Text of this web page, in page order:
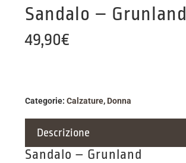
Sandalo – Grunland
49,90€
Categorie: Calzature, Donna
Descrizione
Sandalo – Grunland